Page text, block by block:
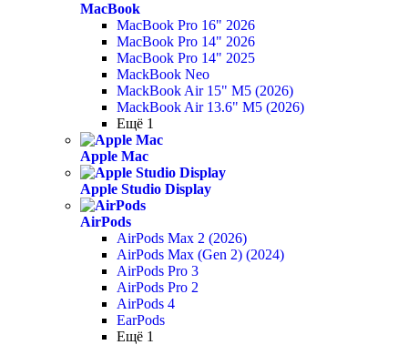
MacBook
MacBook Pro 16" 2026
MacBook Pro 14" 2026
MacBook Pro 14" 2025
MackBook Neo
MackBook Air 15" M5 (2026)
MackBook Air 13.6" M5 (2026)
Ещё 1
Apple Mac
Apple Studio Display
AirPods
AirPods Max 2 (2026)
AirPods Max (Gen 2) (2024)
AirPods Pro 3
AirPods Pro 2
AirPods 4
EarPods
Ещё 1